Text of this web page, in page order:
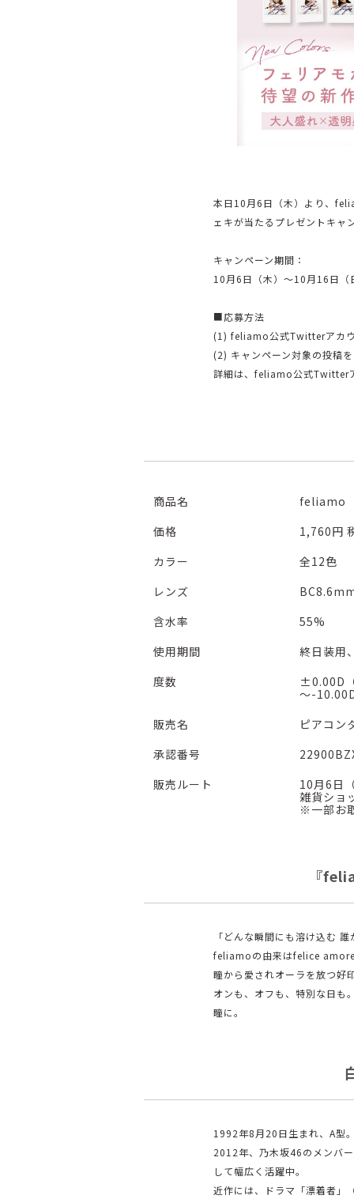
本日10月6日（木）より、
ェキが当たるプレゼントキャ
キャンペーン期間：
10月6日（木）～10月16日
■応募方法
(1) feliamo公式Twitterアカ
(2) キャンペーン対象の投稿
詳細は、feliamo公式Twitter
商品名
feliamo
価格
1,760円
カラー
全12色
レンズ
含水率
55%
使用期間
終日装用
度数
±0.00D
～-
販売名
ピアコン
承認番号
販売ルート
10月6日
雑貨ショ
※一部お
『
「どんな瞬間にも溶け込む
feliamoの由来はfelice
瞳から愛されオーラを放つ好
オンも、オフも、特別な日も
瞳に。
1992年8月20日生まれ、A型
2012年、乃木坂46のメンバ
して幅広く活躍中。
近作には、ドラマ「漂着者」